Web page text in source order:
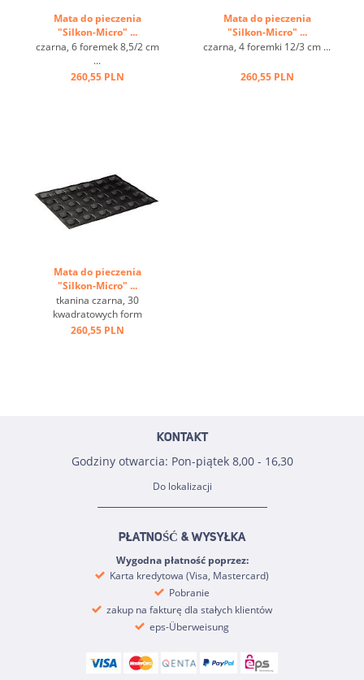
Mata do pieczenia
"Silkon-Micro" ...
czarna, 6 foremek 8,5/2 cm
...
260,55 PLN
Mata do pieczenia
"Silkon-Micro" ...
czarna, 4 foremki 12/3 cm ...
260,55 PLN
Mata do pieczenia
"Silkon-Micro" ...
tkanina czarna, 30
kwadratowych form
3,5/3,5/1,6 cm ...
260,55 PLN
KONTAKT
Godziny otwarcia: Pon-piątek 8,00 - 16,30
Do lokalizacji
PŁATNOŚĆ & WYSYŁKA
Wygodna płatność poprzez:
Karta kredytowa (Visa, Mastercard)
Pobranie
zakup na fakturę dla stałych klientów
eps-Überweisung